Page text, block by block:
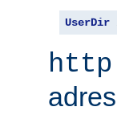
UserDir